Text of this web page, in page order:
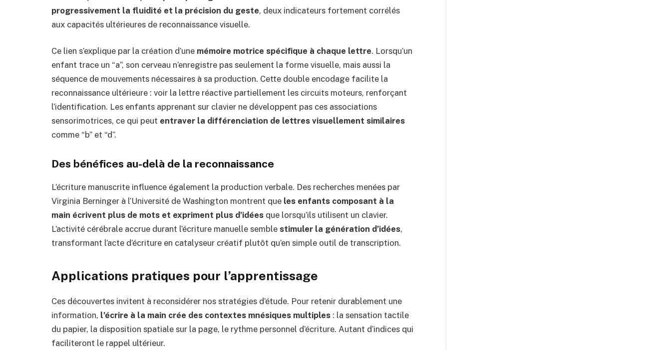
progressivement la fluidité et la précision du geste, deux indicateurs fortement corrélés
aux capacités ultérieures de reconnaissance visuelle.
Ce lien s’explique par la création d’une mémoire motrice spécifique à chaque lettre. Lorsqu’un
enfant trace un “a”, son cerveau n’enregistre pas seulement la forme visuelle, mais aussi la
séquence de mouvements nécessaires à sa production. Cette double encodage facilite la
reconnaissance ultérieure : voir la lettre réactive partiellement les circuits moteurs, renforçant
l’identification. Les enfants apprenant sur clavier ne développent pas ces associations
sensorimotrices, ce qui peut entraver la différenciation de lettres visuellement similaires
comme “b” et “d”.
Des bénéfices au-delà de la reconnaissance
L’écriture manuscrite influence également la production verbale. Des recherches menées par
Virginia Berninger à l’Université de Washington montrent que les enfants composant à la
main écrivent plus de mots et expriment plus d’idées que lorsqu’ils utilisent un clavier.
L’activité cérébrale accrue durant l’écriture manuelle semble stimuler la génération d’idées,
transformant l’acte d’écriture en catalyseur créatif plutôt qu’en simple outil de transcription.
Applications pratiques pour l’apprentissage
Ces découvertes invitent à reconsidérer nos stratégies d’étude. Pour retenir durablement une
information, l’écrire à la main crée des contextes mnésiques multiples : la sensation tactile
du papier, la disposition spatiale sur la page, le rythme personnel d’écriture. Autant d’indices qui
faciliteront le rappel ultérieur.